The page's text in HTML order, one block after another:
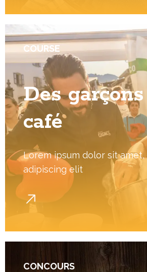
COURSE
Des
café
Lorem ipsum dolor sit
adipiscing elit
CONCOURS